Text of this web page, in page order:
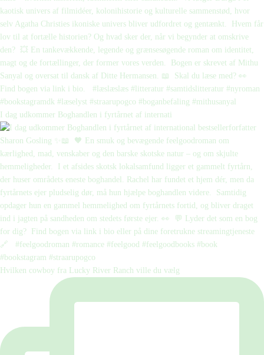
I dag udkommer Boghandlen i fyrtårnet af internati
Hvilken cowboy fra Lucky River Ranch ville du vælg